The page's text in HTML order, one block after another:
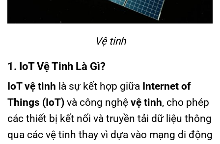
Vệ tinh
1. IoT Vệ Tinh Là Gì?
IoT vệ tinh là sự kết hợp giữa Internet of
Things (IoT) và công nghệ vệ tinh, cho phép
các thiết bị kết nối và truyền tải dữ liệu thông
qua các vệ tinh thay vì dựa vào mạng di động